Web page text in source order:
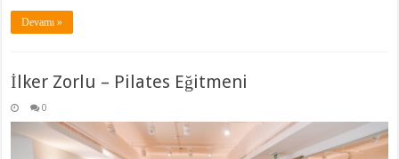
Devamı »
İlker Zorlu – Pilates Eğitmeni
0